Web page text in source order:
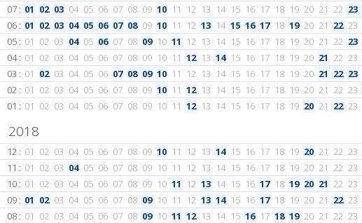
07 : 01 02 03 04 05 06 07 08 09 10 11 12 13 14 15 16 17 18 19 20 21 22 23
06 : 01 02 03 04 05 06 07 08 09 10 11 12 13 14 15 16 17 18 19 20 21 22 23
05 : 01 02 03 04 05 06 07 08 09 10 11 12 13 14 15 16 17 18 19 20 21 22 23
04 : 01 02 03 04 05 06 07 08 09 10 11 12 13 14 15 16 17 18 19 20 21 22 23
03 : 01 02 03 04 05 06 07 08 09 10 11 12 13 14 15 16 17 18 19 20 21 22 23
02 : 01 02 03 04 05 06 07 08 09 10 11 12 13 14 15 16 17 18 19 20 21 22 23
01 : 01 02 03 04 05 06 07 08 09 10 11 12 13 14 15 16 17 18 19 20 21 22 23
2018
12 : 01 02 03 04 05 06 07 08 09 10 11 12 13 14 15 16 17 18 19 20 21 22 23
11 : 01 02 03 04 05 06 07 08 09 10 11 12 13 14 15 16 17 18 19 20 21 22 23
10 : 01 02 03 04 05 06 07 08 09 10 11 12 13 14 15 16 17 18 19 20 21 22 23
09 : 01 02 03 04 05 06 07 08 09 10 11 12 13 14 15 16 17 18 19 20 21 22 23
08 : 01 02 03 04 05 06 07 08 09 10 11 12 13 14 15 16 17 18 19 20 21 22 23